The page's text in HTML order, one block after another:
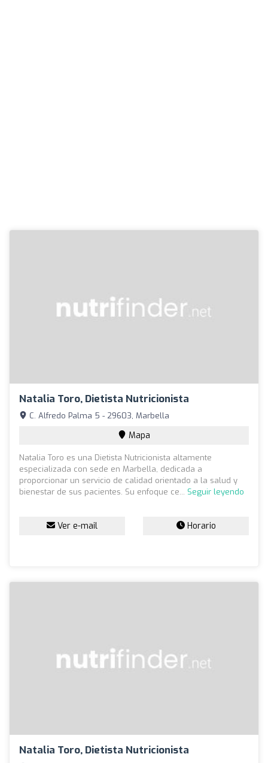
Natalia Toro, Dietista Nutricionista
C. Alfredo Palma 5 - 29603, Marbella
Mapa
Natalia Toro es una Dietista Nutricionista altamente
especializada con sede en Marbella, dedicada a
proporcionar un servicio de calidad orientado a la salud y
bienestar de sus pacientes. Su enfoque ce... Seguir leyendo
Ver e-mail Horario
Natalia Toro, Dietista Nutricionista